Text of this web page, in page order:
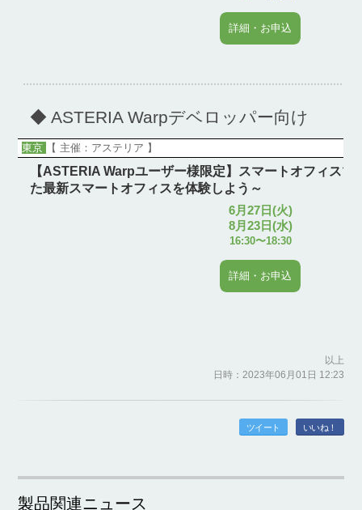
詳細・お申込
◆ ASTERIA Warpデベロッパー向け
東京 【 主催：アステリア 】
【ASTERIA Warpユーザー様限定】スマートオフィス
た最新スマートオフィスを体験しよう～
6月27日(火)
8月23日(水)
16:30〜18:30
詳細・お申込
以上
日時：2023年06月01日 12:23
ツイート いいね！
製品関連ニュース